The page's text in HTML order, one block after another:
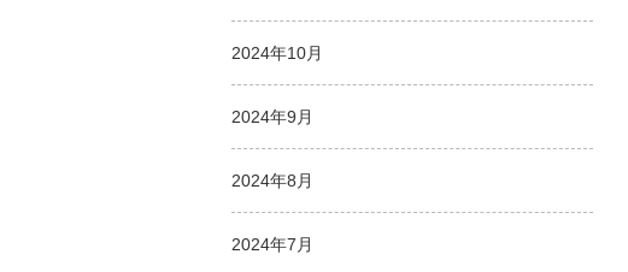
2024年10月
2024年9月
2024年8月
2024年7月